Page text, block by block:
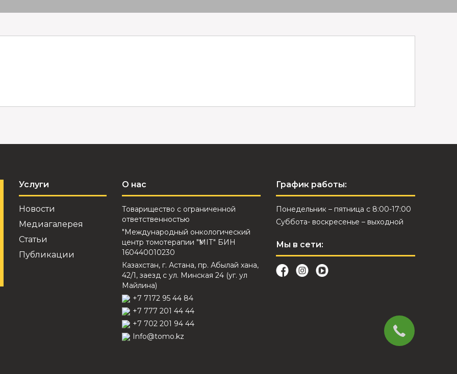
Услуги
Новости
Медиагалерея
Статьи
Публикации
О нас
Товарищество с ограниченной
ответственностью
"Международный онкологический
центр томотерапии "ҮМІТ" БИН
160440010230
Казахстан, г. Астана, пр. Абылай хана,
42/1, заезд с ул. Минская 24 (уг. ул
Майлина)
+7 7172 95 44 84
+7 777 201 44 44
+7 702 201 94 44
Info@tomo.kz
График работы:
Понедельник – пятница с 8:00-17:00
Суббота- воскресенье – выходной
Мы в сети: